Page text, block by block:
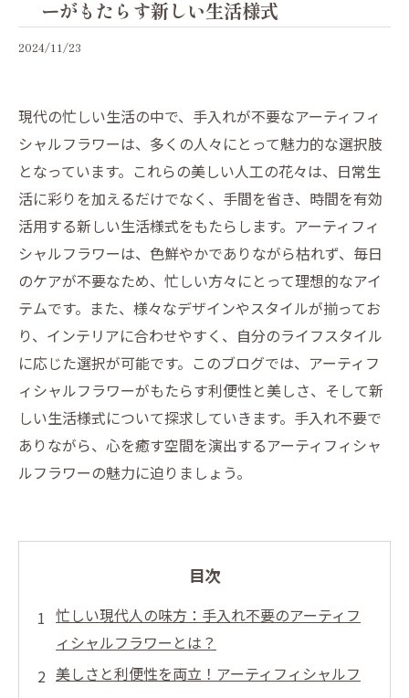
ーがもたらす新しい生活様式
2024/11/23
現代の忙しい生活の中で、手入れが不要なアーティフィ
シャルフラワーは、多くの人々にとって魅力的な選択肢
となっています。これらの美しい人工の花々は、日常生
活に彩りを加えるだけでなく、手間を省き、時間を有効
活用する新しい生活様式をもたらします。アーティフィ
シャルフラワーは、色鮮やかでありながら枯れず、毎日
のケアが不要なため、忙しい方々にとって理想的なアイ
テムです。また、様々なデザインやスタイルが揃ってお
り、インテリアに合わせやすく、自分のライフスタイル
に応じた選択が可能です。このブログでは、アーティフ
ィシャルフラワーがもたらす利便性と美しさ、そして新
しい生活様式について探求していきます。手入れ不要で
ありながら、心を癒す空間を演出するアーティフィシャ
ルフラワーの魅力に迫りましょう。
目次
忙しい現代人の味方：手入れ不要のアーティフ
ィシャルフラワーとは？
美しさと利便性を両立！アーティフィシャルフ